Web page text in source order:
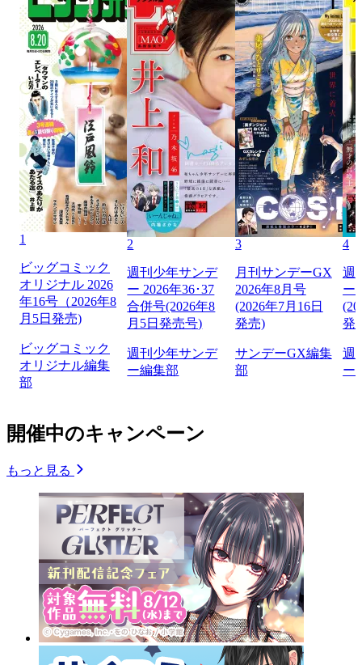
1
ビッグコミック
オリジナル 2026
年16号（2026年8
月5日発売)
ビッグコミック
オリジナル編集
部
2
週刊少年サンデ
ー 2026年36･37
合併号(2026年8
月5日発売号)
週刊少年サンデ
ー編集部
3
月刊サンデーGX
2026年8月号
(2026年7月16日
発売)
サンデーGX編集
部
4
週
ー
発
週
ー
開催中のキャンペーン
もっと見る